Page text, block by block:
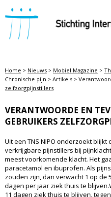
STICHTING INTERMOBIEL
Home > Nieuws > Mobiel Magazine >
Chronische pijn > Artikels >
zelfzorgpijnstillers
VERANTWOORDE EN
GEBRUIKERS
Uit een TNS NIPO onderzoekt
verkrijgbare pijnstillers bij
meest voorkomende klacht. Het
paracetamol en ibuprofen. Als
zouden zijn, dan verwacht 1 op de
dagen per jaar ziek thuis te
11 dagen ziek thuis te blijven,